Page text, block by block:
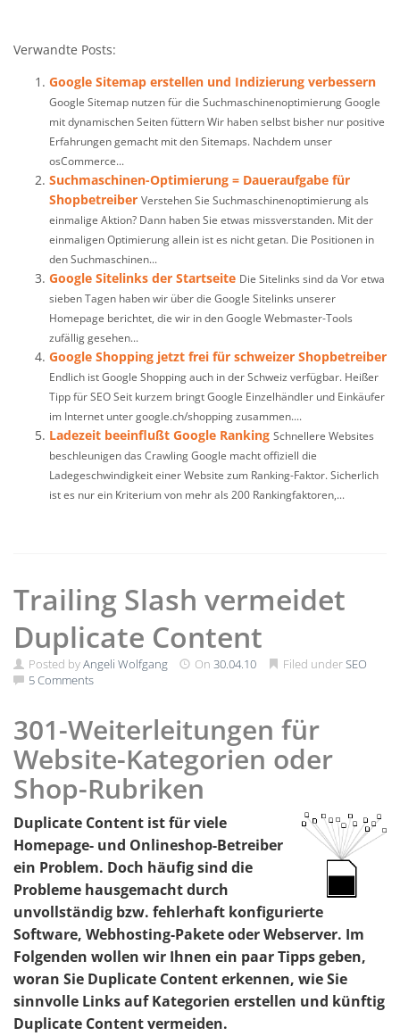
Verwandte Posts:
Google Sitemap erstellen und Indizierung verbessern
Google Sitemap nutzen für die Suchmaschinenoptimierung Google
mit dynamischen Seiten füttern Wir haben selbst bisher nur positive
Erfahrungen gemacht mit den Sitemaps. Nachdem unser
osCommerce...
Suchmaschinen-Optimierung = Daueraufgabe für
Shopbetreiber Verstehen Sie Suchmaschinenoptimierung als
einmalige Aktion? Dann haben Sie etwas missverstanden. Mit der
einmaligen Optimierung allein ist es nicht getan. Die Positionen in
den Suchmaschinen...
Google Sitelinks der Startseite Die Sitelinks sind da Vor etwa
sieben Tagen haben wir über die Google Sitelinks unserer
Homepage berichtet, die wir in den Google Webmaster-Tools
zufällig gesehen...
Google Shopping jetzt frei für schweizer Shopbetreiber
Endlich ist Google Shopping auch in der Schweiz verfügbar. Heißer
Tipp für SEO Seit kurzem bringt Google Einzelhändler und Einkäufer
im Internet unter google.ch/shopping zusammen....
Ladezeit beeinflußt Google Ranking Schnellere Websites
beschleunigen das Crawling Google macht offiziell die
Ladegeschwindigkeit einer Website zum Ranking-Faktor. Sicherlich
ist es nur ein Kriterium von mehr als 200 Rankingfaktoren,...
Trailing Slash vermeidet
Duplicate Content
Posted byAngeli Wolfgang On 30.04.10 Filed underSEO
5 Comments
301-Weiterleitungen für
Website-Kategorien oder
Shop-Rubriken
Duplicate Content ist für viele
Homepage- und Onlineshop-Betreiber
ein Problem. Doch häufig sind die
Probleme hausgemacht durch
unvollständig bzw. fehlerhaft konfigurierte
Software, Webhosting-Pakete oder Webserver. Im
Folgenden wollen wir Ihnen ein paar Tipps geben,
woran Sie Duplicate Content erkennen, wie Sie
sinnvolle Links auf Kategorien erstellen und künftig
Duplicate Content vermeiden.